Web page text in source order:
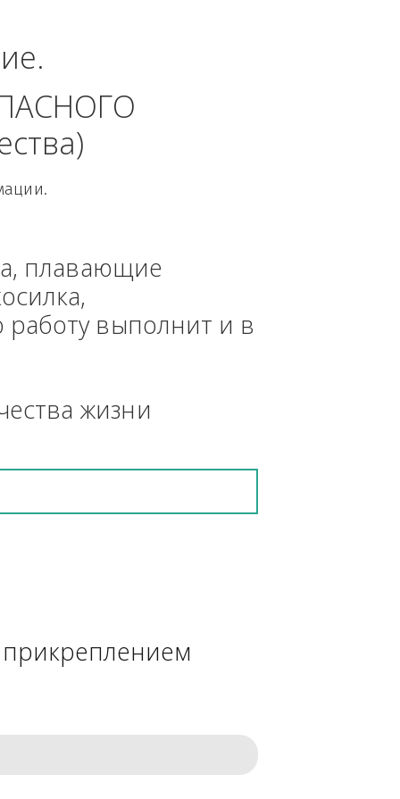
плавающие
работу выполнит и в
с прикреплением